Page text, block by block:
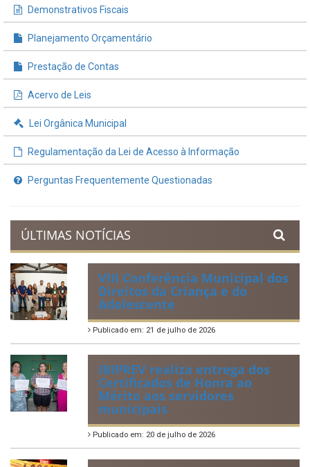
Demonstrativos Fiscais
Planejamento Orçamentário
Prestação de Contas
Acervo de Leis
Lei Orgânica Municipal
Regulamentação da Lei de Acesso à Informação
Perguntas Frequentemente Questionadas
ÚLTIMAS NOTÍCIAS
VIII Conferência Municipal dos
Direitos da Criança e do
Adolescente
Publicado em: 21 de julho de 2026
IBIPREV realiza entrega dos
Certificados de Honra ao
Mérito aos servidores
municipais
Publicado em: 20 de julho de 2026